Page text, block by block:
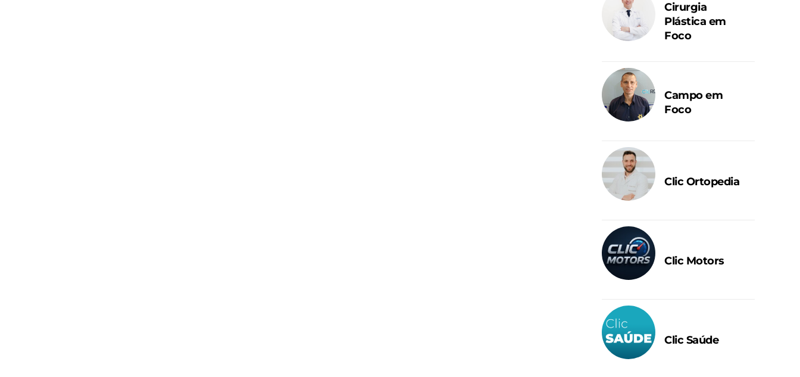
Cirurgia
Plástica em
Foco
Campo em
Foco
Clic Ortopedia
Clic Motors
Clic Saúde